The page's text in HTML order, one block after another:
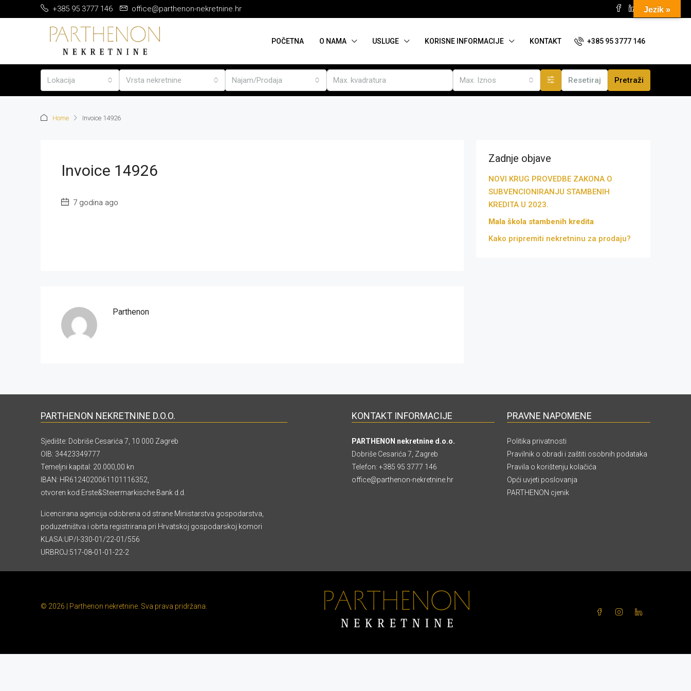
+385 95 3777 146 office@parthenon-nekretnine.hr
POČETNA O NAMA USLUGE KORISNE INFORMACIJE KONTAKT +385 95 3777 146
Lokacija Vrsta nekretnine Najam/Prodaja Max. Iznos Resetiraj Pretraži
Home Invoice 14926
Invoice 14926
7 godina ago
Parthenon
Zadnje objave
NOVI KRUG PROVEDBE ZAKONA O
SUBVENCIONIRANJU STAMBENIH
KREDITA U 2023.
Mala škola stambenih kredita
Kako pripremiti nekretninu za prodaju?
PARTHENON NEKRETNINE D.O.O.
Sjedište: Dobriše Cesarića 7, 10 000 Zagreb
OIB: 34423349777
Temeljni kapital: 20.000,00 kn
IBAN: HR6124020061101116352,
otvoren kod Erste&Steiermarkische Bank d.d.
Licencirana agencija odobrena od strane Ministarstva gospodarstva,
poduzetništva i obrta registrirana pri Hrvatskoj gospodarskoj komori
KLASA:UP/I-330-01/22-01/556
URBROJ:517-08-01-01-22-2
KONTAKT INFORMACIJE
PARTHENON nekretnine d.o.o.
Dobriše Cesarića 7, Zagreb
Telefon: +385 95 3777 146
office@parthenon-nekretnine.hr
PRAVNE NAPOMENE
Politika privatnosti
Pravilnik o obradi i zaštiti osobnih podataka
Pravila o korištenju kolačića
Opći uvjeti poslovanja
PARTHENON cjenik
© 2026 | Parthenon nekretnine. Sva prava pridržana.
Jezik »